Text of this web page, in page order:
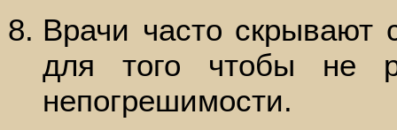
Врачи часто скрывают
для того чтобы не
непогрешимости.